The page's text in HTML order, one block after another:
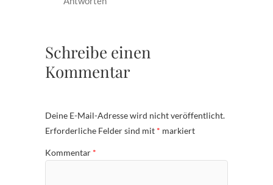
Schreibe einen
Kommentar
Deine E-Mail-Adresse wird nicht veröffentlicht.
Erforderliche Felder sind mit * markiert
Kommentar *